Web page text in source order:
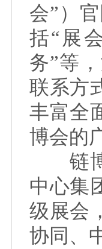
会”）
括“展
务”等
联系方
丰富全
博会的
链博
中心集
级展会
协同、